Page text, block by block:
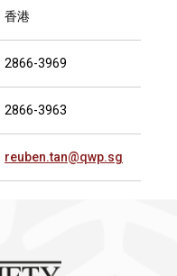
香港
2866-3969
2866-3963
reuben.tan@qwp.sg